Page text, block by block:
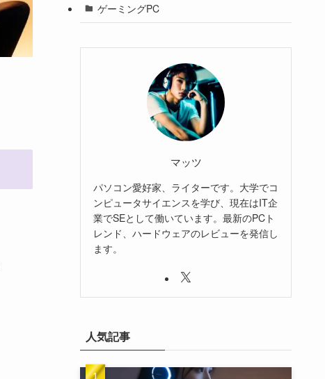
ゲーミングPC
マッツ
パソコン愛好家、ライターです。大学でコ
ンピュータサイエンスを学び、現在はIT企
業でSEとして働いています。最新のPCト
レンド、ハードウェアのレビューを発信し
ます。
人気記事